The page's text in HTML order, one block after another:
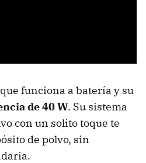
funciona a batería y su
de 40 W. Su sistema
con un solito toque te
de polvo, sin